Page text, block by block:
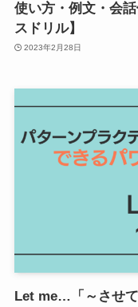
使い方・例文・会
スドリル】
2023年2月28日
Let me…「～させ